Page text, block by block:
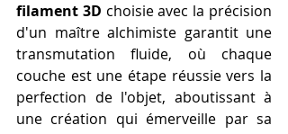
filament 3D choisie avec la précision
d'un maître alchimiste garantit une
transmutation fluide, où chaque
couche est une étape réussie vers la
perfection de l'objet, aboutissant à
une création qui émerveille par sa